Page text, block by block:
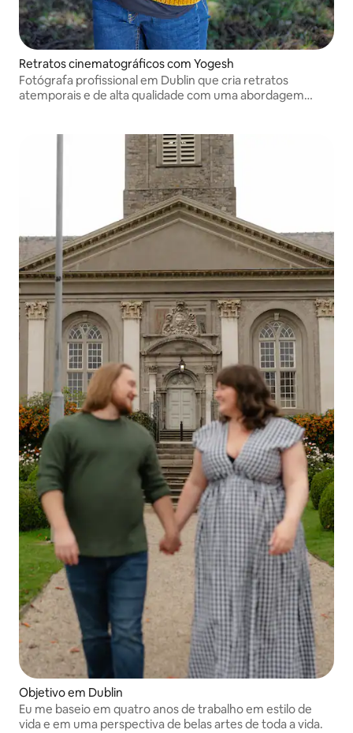
Retratos cinematográficos com Yogesh
Fotógrafa profissional em Dublin que cria retratos
atemporais e de alta qualidade com uma abordagem
Objetivo em Dublin
Eu me baseio em quatro anos de trabalho em estilo de
vida e em uma perspectiva de belas artes de toda a vida.